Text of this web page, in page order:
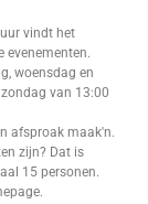
vindt het
evenementen.
woensdag en
van 13:00
afsproak maak'n.
zijn? Dat is
15 personen.